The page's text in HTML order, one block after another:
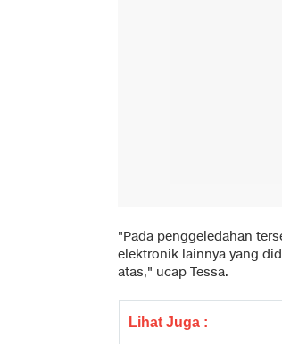
"Pada penggeledahan
elektronik lainnya yang
atas," ucap Tessa.
Lihat Juga :